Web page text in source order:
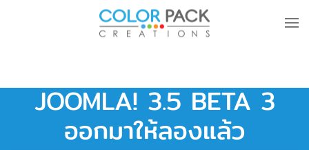
Skip to main content
JOOMLA! 3.5 BETA 3
ออกมาให้ลองแล้ว